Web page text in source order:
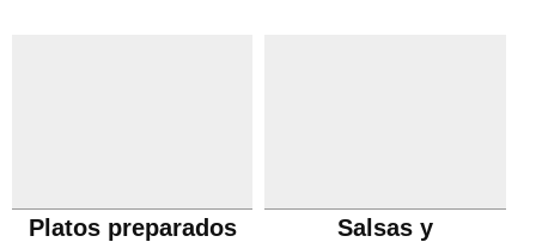
Platos preparados
Salsas y